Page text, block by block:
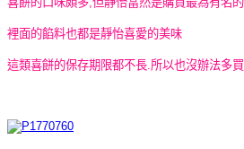
裡面的餡料也都是靜怡喜愛的美味
這類喜餅的保存期限都不長.所以也沒辦法多